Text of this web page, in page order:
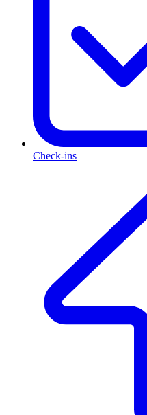
Check-ins